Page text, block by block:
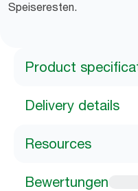
Speiseresten.
Product
Delivery details
Resources
Bewertungen